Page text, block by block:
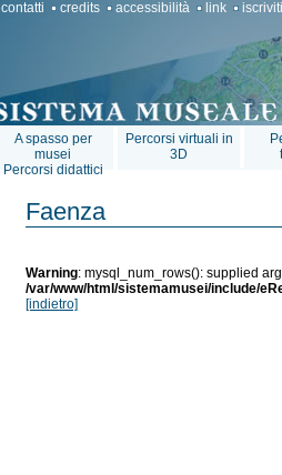
contatti credits accessibilità link
A spasso per
musei
Percorsi didattici
Percorsi virtuali in
3D
Faenza
Warning: mysql_num_rows(): supplied
/var/www/html/sistemamusei/include/
[indietro]